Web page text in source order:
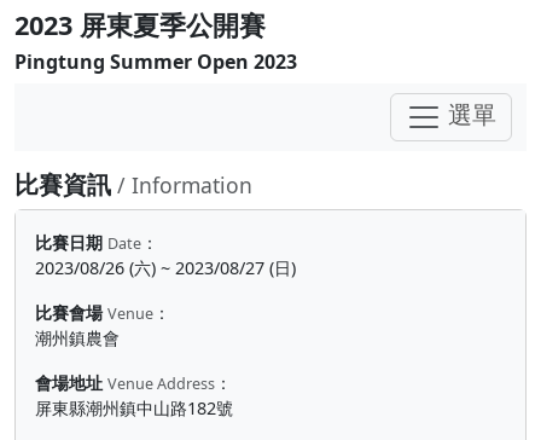
2023 屏東夏季公開賽
Pingtung Summer Open 2023
選單
比賽資訊 / Information
比賽日期 Date ：
2023/08/26 (六) ~ 2023/08/27 (日)
比賽會場 Venue ：
潮州鎮農會
會場地址 Venue Address ：
屏東縣潮州鎮中山路182號